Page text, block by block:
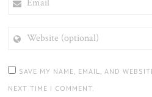
(OPTIONAL)
SAVE MY NAME, EMAIL, AND
NEXT TIME I COMMENT.